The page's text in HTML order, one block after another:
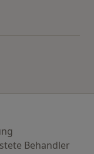
Behandler